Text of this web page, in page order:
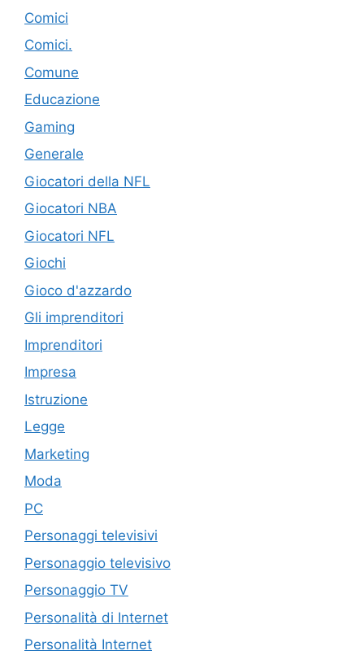
Comici
Comici.
Comune
Educazione
Gaming
Generale
Giocatori della NFL
Giocatori NBA
Giocatori NFL
Giochi
Gioco d'azzardo
Gli imprenditori
Imprenditori
Impresa
Istruzione
Legge
Marketing
Moda
PC
Personaggi televisivi
Personaggio televisivo
Personaggio TV
Personalità di Internet
Personalità Internet